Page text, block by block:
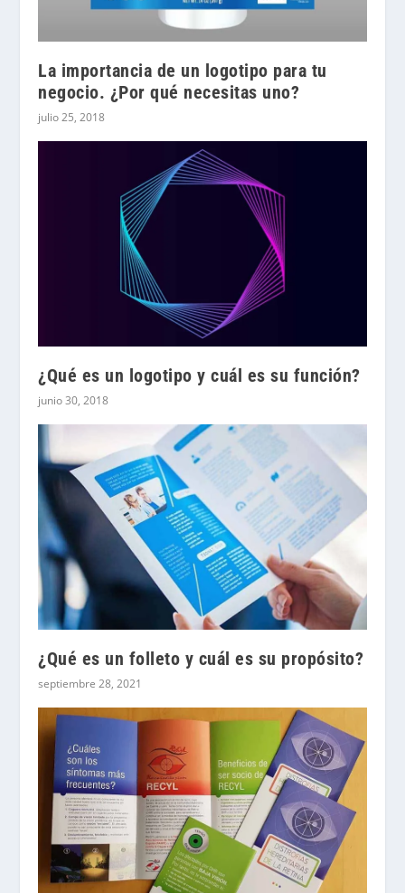
La importancia de un logotipo para tu
negocio. ¿Por qué necesitas uno?
julio 25, 2018
¿Qué es un logotipo y cuál es su función?
junio 30, 2018
¿Qué es un folleto y cuál es su propósito?
septiembre 28, 2021